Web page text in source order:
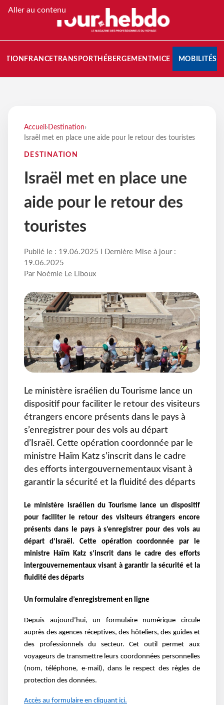
Aller au contenu
FRANCETRANSPORT HÉBERGEMENTMICE MOBILITÉS
Accueil › Destination›
Israël met en place une aide pour le retour des touristes
DESTINATION
Israël met en place une
aide pour le retour des
touristes
Publié le : 19.06.2025 I Dernière Mise à jour :
19.06.2025
Par Noémie Le Liboux
Le ministère israélien du Tourisme lance un
dispositif pour faciliter le retour des visiteurs
étrangers encore présents dans le pays à
s’enregistrer pour des vols au départ
d’Israël. Cette opération coordonnée par le
ministre Haïm Katz s’inscrit dans le cadre
des efforts intergouvernementaux visant à
garantir la sécurité et la fluidité des départs
Le ministère israélien du Tourisme lance un dispositif
pour faciliter le retour des visiteurs étrangers encore
présents dans le pays à s’enregistrer pour des vols au
départ d’Israël. Cette opération coordonnée par le
ministre Haïm Katz s’inscrit dans le cadre des efforts
intergouvernementaux visant à garantir la sécurité et la
fluidité des départs
Un formulaire d’enregistrement en ligne
Depuis aujourd’hui, un formulaire numérique circule
auprès des agences réceptives, des hôteliers, des guides et
des professionnels du secteur. Cet outil permet aux
voyageurs de transmettre leurs coordonnées personnelles
(nom, téléphone, e-mail), dans le respect des règles de
protection des données.
Accès au formulaire en cliquant ici.